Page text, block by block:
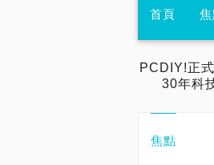
首頁
PCDIY!正
30年科
焦點